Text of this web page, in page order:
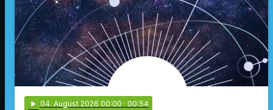
play_arrow 04. August 2026 00:00 · 00:54